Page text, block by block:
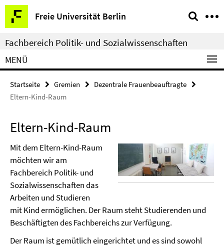
Springe
direkt
zu
Inhalt
Freie Universität Berlin
Service-
Navigation
Fachbereich Politik- und Sozialwissenschaften
MENÜ
Startseite Gremien
Dezentrale Frauenbeauftragte
Eltern-Kind-Raum
Eltern-Kind-Raum
Mit dem Eltern-Kind-Raum
möchten wir am
Fachbereich Politik- und
Sozialwissenschaften das
Arbeiten und Studieren
mit Kind ermöglichen. Der Raum steht Studierenden und
Beschäftigten des Fachbereichs zur Verfügung.
Der Raum ist gemütlich eingerichtet und es sind sowohl